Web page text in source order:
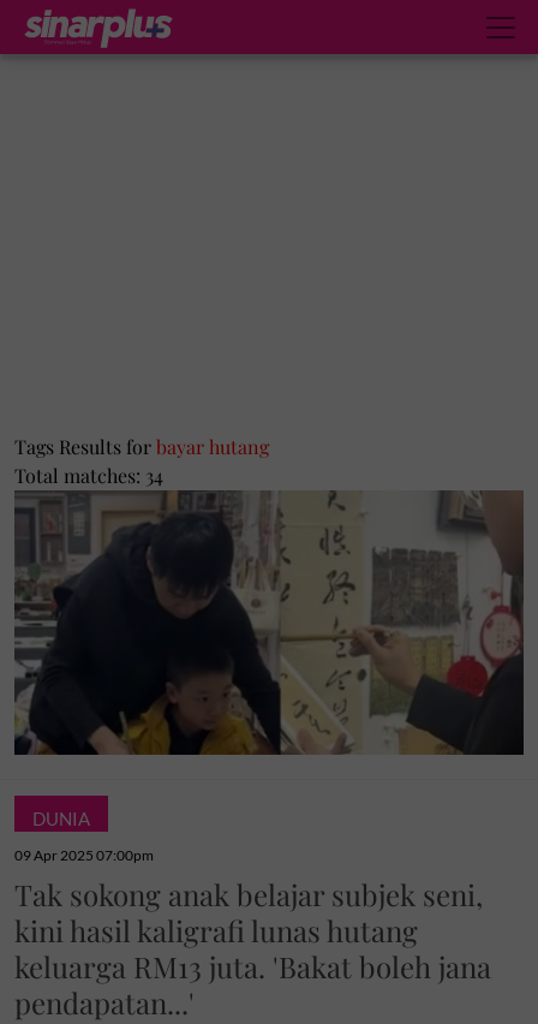
Tags Results forbayar hutang
Total matches: 34
DUNIA
09 Apr 2025 07:00pm
Tak sokong anak belajar subjek seni,
kini hasil kaligrafi lunas hutang
keluarga RM13 juta. 'Bakat boleh jana
pendapatan...'